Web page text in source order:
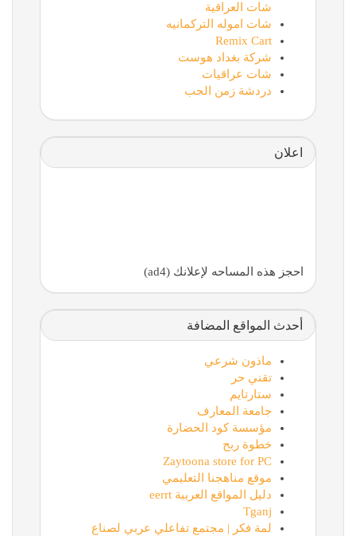
شات العراقية
شات اموله التركمانيه
Remix Cart
شركة بغداد هوست
شات عراقيات
دردشة زمن الحب
اعلان
احجز هذه المساحه لإعلانك (ad4)
أحدث المواقع المضافة
ماذون شرعي
تقني حر
ستارتايم
جامعة المعارف
مؤسسة كود الحضارة
خطوة ربح
Zaytoona store for PC
موقع مناهجنا التعليمي
دليل المواقع العربية eerrt
Tganj
لمة فكر | مجتمع تفاعلي عربي لصناع